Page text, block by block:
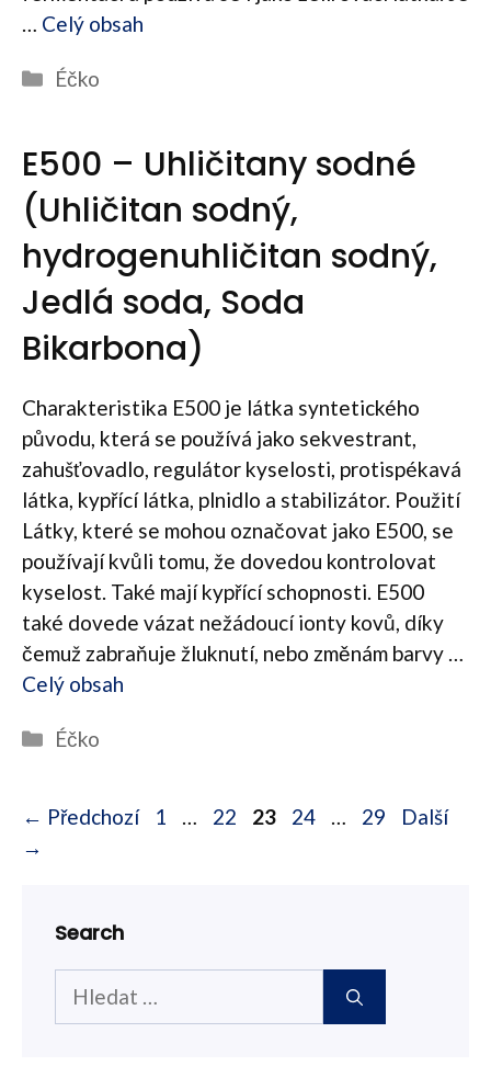
… Celý obsah
Rubriky
Éčko
E500 – Uhličitany sodné
(Uhličitan sodný,
hydrogenuhličitan sodný,
Jedlá soda, Soda
Bikarbona)
Charakteristika E500 je látka syntetického
původu, která se používá jako sekvestrant,
zahušťovadlo, regulátor kyselosti, protispékavá
látka, kypřící látka, plnidlo a stabilizátor. Použití
Látky, které se mohou označovat jako E500, se
používají kvůli tomu, že dovedou kontrolovat
kyselost. Také mají kypřící schopnosti. E500
také dovede vázat nežádoucí ionty kovů, díky
čemuž zabraňuje žluknutí, nebo změnám barvy …
Celý obsah
Rubriky
Éčko
Navigace
příspěvků
← Předchozí Stránka
1 … Stránka
22 Stránka
23 Stránka
24 … Stránka
29
Další
→
Search